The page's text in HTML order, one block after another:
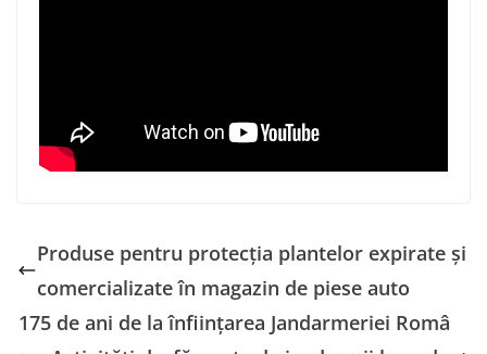
Produse pentru protecția plantelor expirate și
comercializate în magazin de piese auto
175 de ani de la înființarea Jandarmeriei Româ